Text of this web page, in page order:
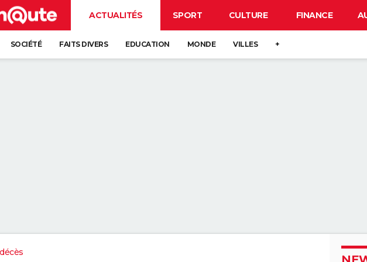
ACTUALITÉS SPORT CULTURE FINANCE
SOCIÉTÉ FAITS DIVERS EDUCATION MONDE VILLES +